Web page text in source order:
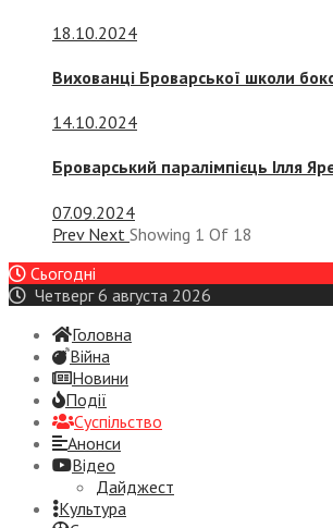
18.10.2024
Вихованці Броварської школи
14.10.2024
Броварський паралімпієць Ілля
07.09.2024
Prev Next Showing 1 Of 18
Сьогодні
Четверг 6 августа 2026
Головна
Війна
Новини
Події
Суспiльство
Анонси
Відео
Дайджест
Культура